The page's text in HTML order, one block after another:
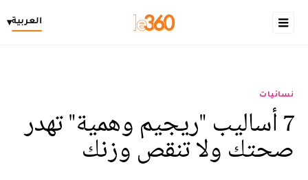
العربية▾
نسائيات
7 أساليب "ريجيم وهمية" تهدر
صحتك ولا تنقص وزنك